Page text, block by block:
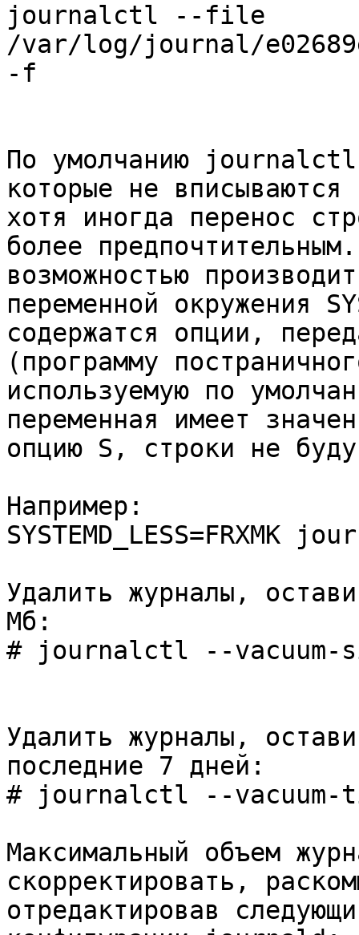
journalctl --file
/var/log/journal/
-f
По умолчанию journalctl
которые не
хотя иногда перенос
более
возможностью
переменной окружения
содержатся опции,
(программу
используемую по
переменная имеет
опцию S, строки не
Например:
SYSTEMD_LESS=FRXMK
Удалить журналы,
Мб:
# journalctl --vacuum-
Удалить журналы,
последние 7 дней:
# journalctl --vacuum-
Максимальный объем
скорректировать,
отредактировав